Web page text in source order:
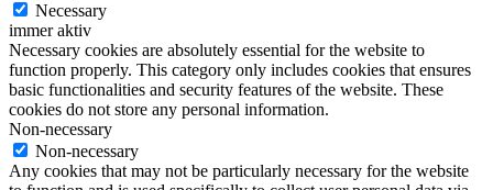
Necessary
immer aktiv
Necessary cookies are absolutely essential for the website to
function properly. This category only includes cookies that ensures
basic functionalities and security features of the website. These
cookies do not store any personal information.
Non-necessary
Non-necessary
Any cookies that may not be particularly necessary for the website